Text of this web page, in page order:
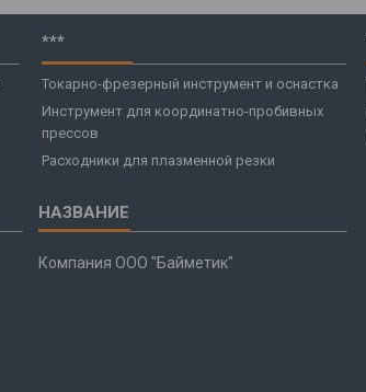
***
Токарно-фрезерный инструмент и оснастка
Инструмент для координатно-пробивных
прессов
Расходники для плазменной резки
Компания ООО "Байметик"